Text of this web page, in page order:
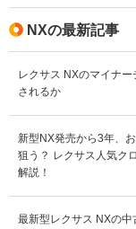
NXの最新記事
レクサス NXのマイナ
されるか
新型NX発売から3年、
狙う？ レクサス人気ク
解説！
最新型レクサス NXの